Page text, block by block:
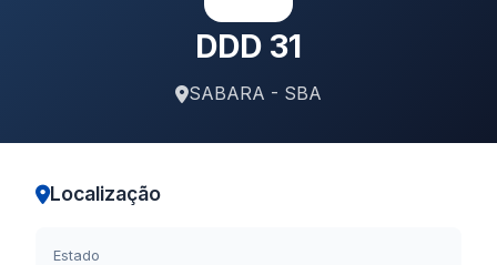
DDD 31
SABARA - SBA
Localização
Estado